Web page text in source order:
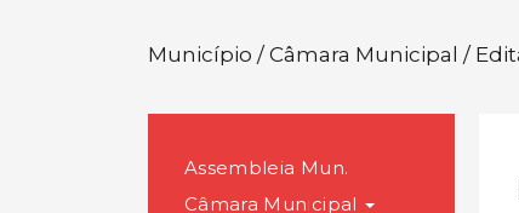
Município / Câmara Municipal /
Assembleia Mun.
Câmara Municipal